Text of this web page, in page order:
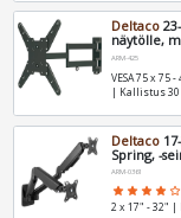
Deltaco
näytölle,
ARM-425
VESA 75 x 75
| Kallistus 30
Deltaco
Spring, -
ARM-0361
star star star star star_border
2 x 17" - 32"